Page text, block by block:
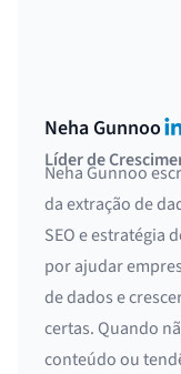
Neha Gunnoo
Líder de
Neha Gunnoo
da extração de
SEO e estratégia
por ajudar
de dados e
certas. Quando
conteúdo ou